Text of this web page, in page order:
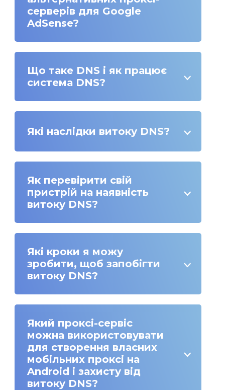
серверів для Google
AdSense?
Що таке DNS і як працює
система DNS?
Які наслідки витоку DNS?
Як перевірити свій
пристрій на наявність
витоку DNS?
Які кроки я можу
зробити, щоб запобігти
витоку DNS?
Який проксі-сервіс
можна використовувати
для створення власних
мобільних проксі на
Android і захисту від
витоку DNS?